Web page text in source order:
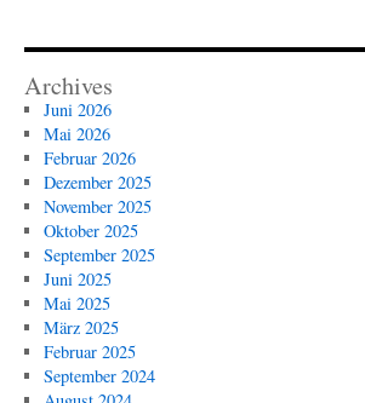
Archives
Juni 2026
Mai 2026
Februar 2026
Dezember 2025
November 2025
Oktober 2025
September 2025
Juni 2025
Mai 2025
März 2025
Februar 2025
September 2024